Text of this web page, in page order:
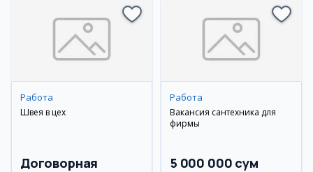
Работа
Швея в цех
Договорная
Работа
Вакансия сантехника для
фирмы
5 000 000 сум